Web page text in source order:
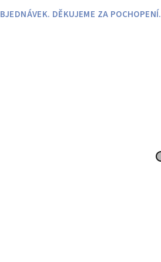
DĚKUJEME ZA POCHOPENÍ.